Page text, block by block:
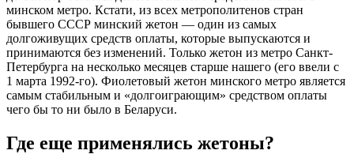
минском метро. Кстати, из всех метрополитенов стран
бывшего СССР минский жетон — один из самых
долгоживущих средств оплаты, которые выпускаются и
принимаются без изменений. Только жетон из метро Санкт-
Петербурга на несколько месяцев старше нашего (его ввели с
1 марта 1992-го). Фиолетовый жетон минского метро является
самым стабильным и «долгоиграющим» средством оплаты
чего бы то ни было в Беларуси.
Где еще применялись жетоны?